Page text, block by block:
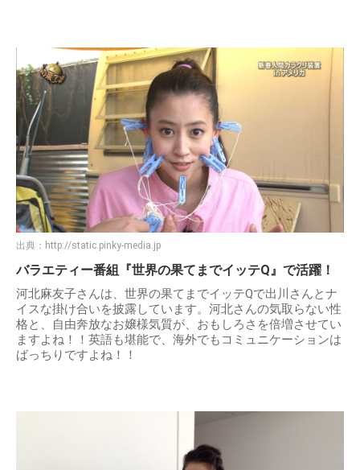
出典： http://static.pinky-media.jp
バラエティー番組『世界の果てまでイッテQ』で活躍！
河北麻友子さんは、世界の果てまでイッテQで出川さんとナ
イスな掛け合いを披露しています。河北さんの気取らない性
格と、自由奔放なお嬢様気質が、おもしろさを倍増させてい
ますよね！！英語も堪能で、海外でもコミュニケーションは
ばっちりですよね！！